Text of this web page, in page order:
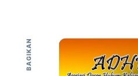
BAGIKAN